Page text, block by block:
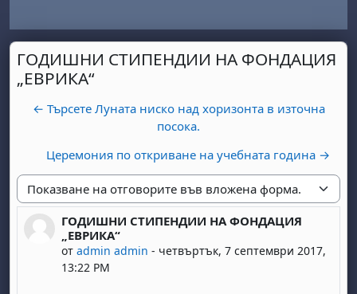
ГОДИШНИ СТИПЕНДИИ НА ФОНДАЦИЯ
„ЕВРИКА“
← Търсете Луната ниско над хоризонта в източна
посока.
Церемония по откриване на учебната година →
Начин на показване
ГОДИШНИ СТИПЕНДИИ НА ФОНДАЦИЯ
„ЕВРИКА“
от admin admin - четвъртък, 7 септември 2017,
13:22 PM
Number of replies: 0